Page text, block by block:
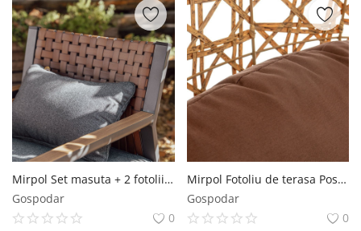
Mirpol Set masuta + 2 fotolii + canapea Texas maro-gri
Gospodar
0
Mirpol Fotoliu de terasa Positano maro
Gospodar
0